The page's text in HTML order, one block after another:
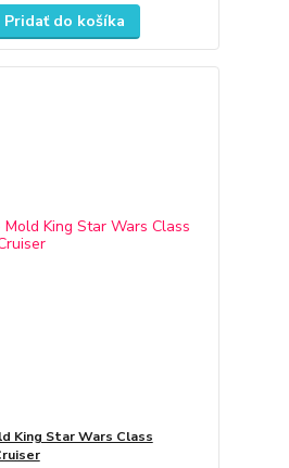
Pridať do košíka
King Star Wars Class